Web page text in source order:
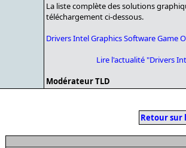
La liste complète des solutions
téléchargement ci-dessous.
Drivers Intel Graphics Software Game
Lire l'actualité "Drivers
Modérateur TLD
Retour sur